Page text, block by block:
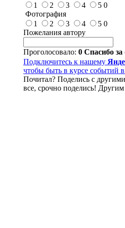
1
2 3 4 5 0
Фотография
1
2 3 4 5 0
Пожелания автору
Проголосовало: 0 Спасибо за
Подключитесь к нашему
чтобы быть в курсе событий
Почитал? Поделись с
все, срочно поделись!